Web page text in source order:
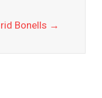
Bonells →